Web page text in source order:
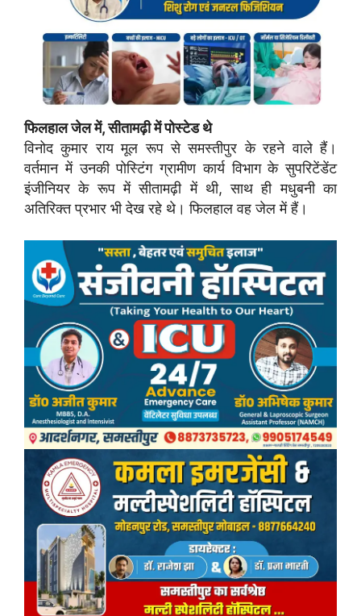
फिलहाल जेल में, सीतामढ़ी में पोस्टेड थे
विनोद कुमार राय मूल रूप से समस्तीपुर के रहने वाले हैं।
वर्तमान में उनकी पोस्टिंग ग्रामीण कार्य विभाग के सुपरिटेंडेंट
इंजीनियर के रूप में सीतामढ़ी में थी, साथ ही मधुबनी का
अतिरिक्त प्रभार भी देख रहे थे। फिलहाल वह जेल में हैं।